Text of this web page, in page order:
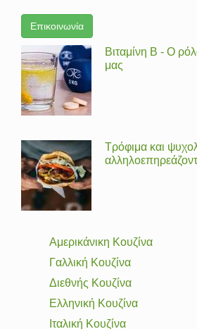
Επικοινωνία
Βιταμίνη Β - Ο
μας
Τρόφιμα και
Αμερικάνικη Κουζίνα
Γαλλική Κουζίνα
Διεθνής Κουζίνα
Ελληνική Κουζίνα
Ιταλική Κουζίνα